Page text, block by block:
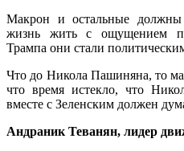
Макрон и остальные
жизнь жить с ощущением
Трампа они стали
Что до Никола Пашиняна, то
что время истекло, что
вместе с Зеленским должен
Андраник Теванян, лидер